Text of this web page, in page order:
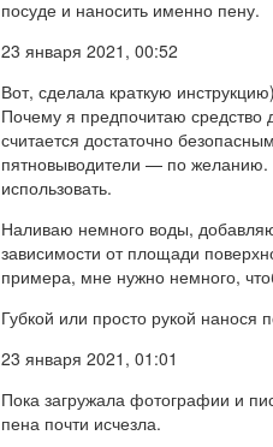
посуде и наносить именно пену.
23 января 2021, 00:52
Вот, сделала краткую
Почему я предпочитаю средство
считается достаточно
пятновыводители — по
использовать.
Наливаю немного воды,
зависимости от площади
примера, мне нужно немного,
Губкой или просто рукой нанося
23 января 2021, 01:01
Пока загружала фотографии и
пена почти исчезла.